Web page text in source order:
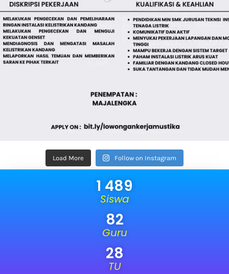
Load More Follow on Instagram
Siswa
1 489
Guru
82
TU
28